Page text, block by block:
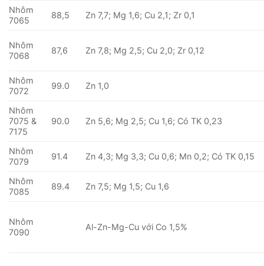
Nhôm
7065
88,5 Zn 7,7; Mg 1,6; Cu 2,1; Zr 0,1
Nhôm
7068
87,6 Zn 7,8; Mg 2,5; Cu 2,0; Zr 0,12
Nhôm
7072
99.0 Zn 1,0
Nhôm
7075 &
7175
90.0 Zn 5,6; Mg 2,5; Cu 1,6; Có TK 0,23
Nhôm
7079
91.4 Zn 4,3; Mg 3,3; Cu 0,6; Mn 0,2; Có TK 0,15
Nhôm
7085
89.4 Zn 7,5; Mg 1,5; Cu 1,6
Nhôm
7090
Al-Zn-Mg-Cu với Co 1,5%